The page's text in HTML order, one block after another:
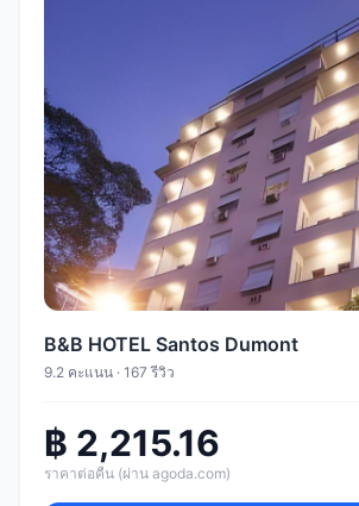
B&B HOTEL Santos Dumont
9.2 คะแนน · 167 รีวิว
฿ 2,215.16
ราคาต่อคืน (ผ่าน agoda.com)